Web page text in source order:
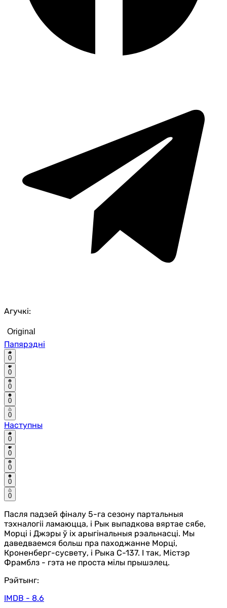
Агучкі:
Original
Папярэдні
0
0
0
0
0
Наступны
0
0
0
0
0
Пасля падзей фіналу 5-га сезону партальныя
тэхналогіі ламаюцца, і Рык выпадкова вяртае сябе,
Морці і Джэры ў іх арыгінальныя рэальнасці. Мы
даведваемся больш пра паходжанне Морці,
Кроненберг-сусвету, і Рыка C-137. І так, Містэр
Фрамблз - гэта не проста мілы прышэлец.
Рэйтынг:
IMDB - 8.6